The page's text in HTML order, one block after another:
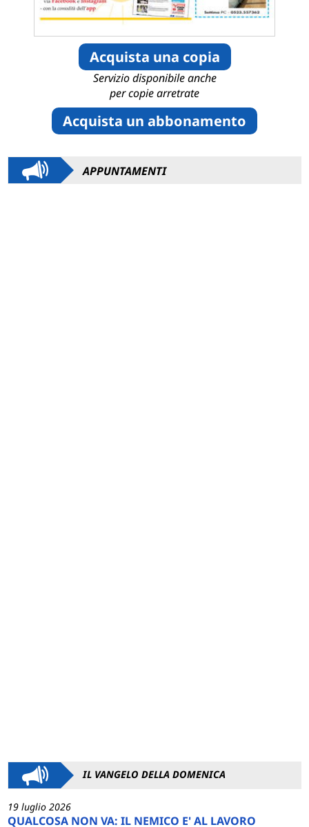
Acquista una copia
Servizio disponibile anche
per copie arretrate
Acquista un abbonamento
APPUNTAMENTI
IL VANGELO DELLA DOMENICA
19 luglio 2026
QUALCOSA NON VA: IL NEMICO E' AL LAVORO